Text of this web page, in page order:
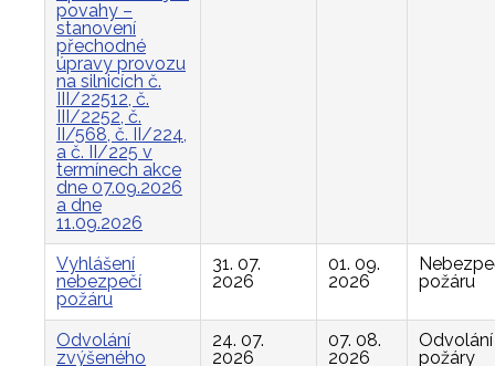
povahy –
stanovení
přechodné
úpravy provozu
na silnicích č.
III/22512, č.
III/2252, č.
II/568, č. II/224,
a č. II/225 v
termínech akce
dne 07.09.2026
a dne
11.09.2026
Vyhlášení
nebezpečí
požáru
31. 07.
2026
01. 09.
2026
požáru
Odvolání
zvýšeného
24. 07.
2026
07. 08.
2026
Odvolání
požáry